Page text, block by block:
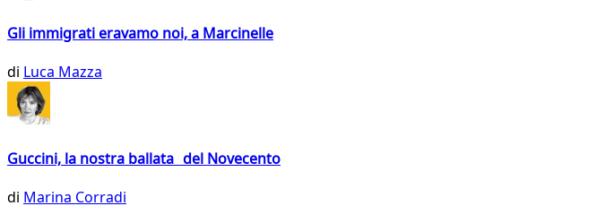
Gli immigrati eravamo noi, a Marcinelle
di Luca Mazza
Guccini, la nostra ballata del Novecento
di Marina Corradi